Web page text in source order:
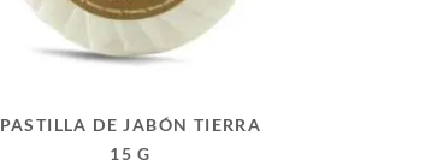
PASTILLA DE JABÓN TIERRA
15 G